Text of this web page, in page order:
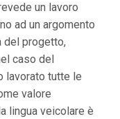
un lavoro
ad un argomento
del progetto,
caso del
lavorato tutte le
valore
lingua veicolare è